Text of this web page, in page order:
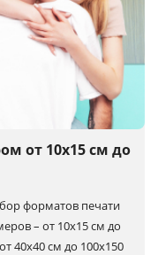
от 10х15 см до
форматов печати
– от 10х15 см до
40х40 см до 100x150